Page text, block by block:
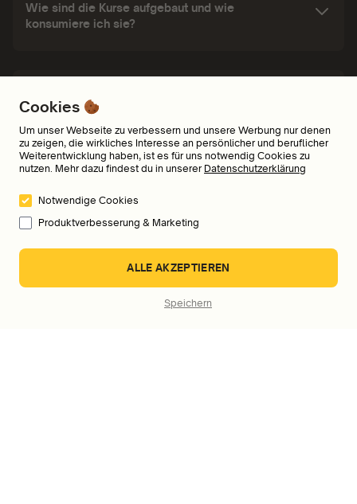
Wie sind die Kurse aufgebaut und wie
konsumiere ich sie?
Wo und auf welchen Geräten kann ich meine
Audiokurse hören?
An wen kann ich mich wenden, wenn ich Fragen,
Cookies
Um unser Webseite zu verbessern und unsere Werbung nur denen
zu zeigen, die wirkliches Interesse an persönlicher und beruflicher
Weiterentwicklung haben, ist es für uns notwendig Cookies zu
nutzen. Mehr dazu findest du in unserer Datenschutzerklärung
Notwendige Cookies
Produktverbesserung & Marketing
ALLE AKZEPTIEREN
Speichern